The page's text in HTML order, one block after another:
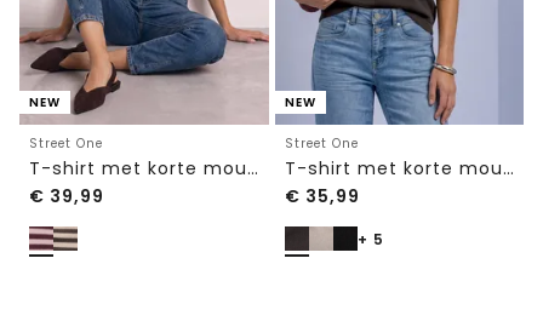
NEW
Street One
T-shirt met korte mouwen, ronde hals en strepen
€ 39,99
NEW
Street One
T-shirt met korte mouwen en ronde hals in effen kleur
€ 35,99
+ 5